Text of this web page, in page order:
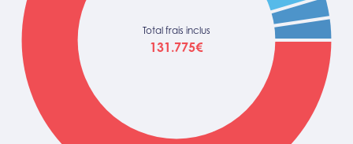
Total frais inclus
131.775€